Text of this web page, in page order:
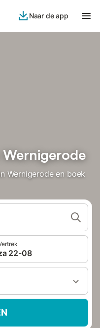
Naar de app
Wernigerode en boek
22-08